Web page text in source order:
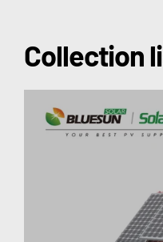
Collection